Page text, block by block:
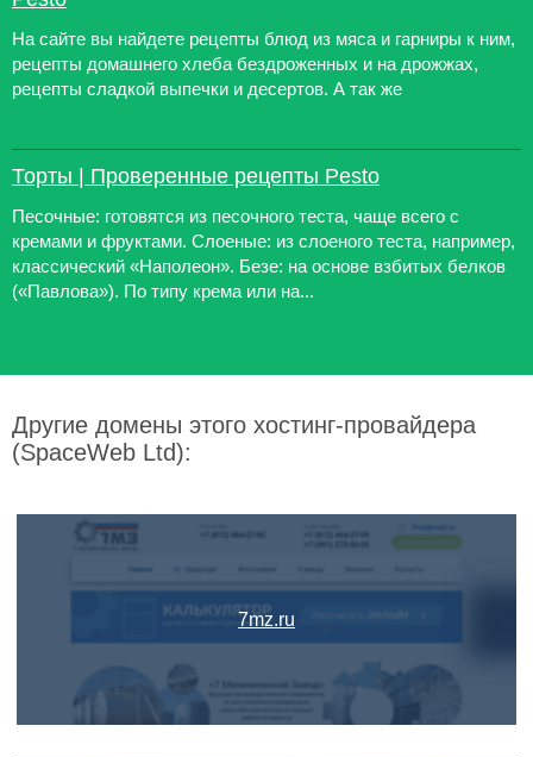
На сайте вы найдете рецепты блюд из мяса и гарниры к ним,
рецепты домашнего хлеба бездроженных и на дрожжах,
рецепты сладкой выпечки и десертов. А так же
Торты | Проверенные рецепты Pesto
Песочные: готовятся из песочного теста, чаще всего с
кремами и фруктами. Слоеные: из слоеного теста, например,
классический «Наполеон». Безе: на основе взбитых белков
(«Павлова»). По типу крема или на...
Другие домены этого хостинг-провайдера
(SpaceWeb Ltd):
7mz.ru